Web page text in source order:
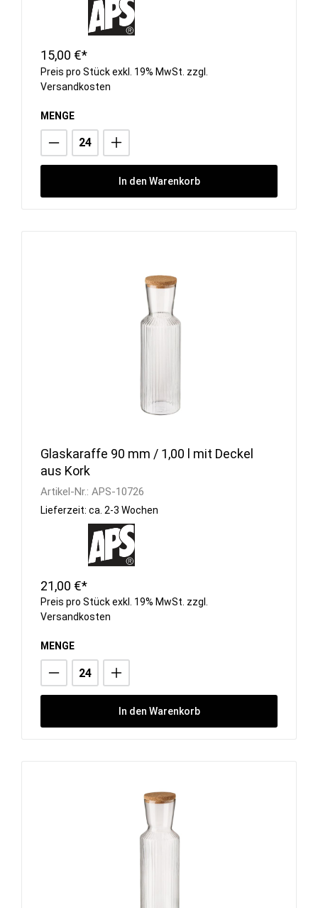
15,00 €*
Preis pro Stück exkl. 19% MwSt. zzgl.
Versandkosten
MENGE
In den Warenkorb
Glaskaraffe 90 mm / 1,00 l mit Deckel
aus Kork
Artikel-Nr.: APS-10726
Lieferzeit: ca. 2-3 Wochen
21,00 €*
Preis pro Stück exkl. 19% MwSt. zzgl.
Versandkosten
MENGE
In den Warenkorb